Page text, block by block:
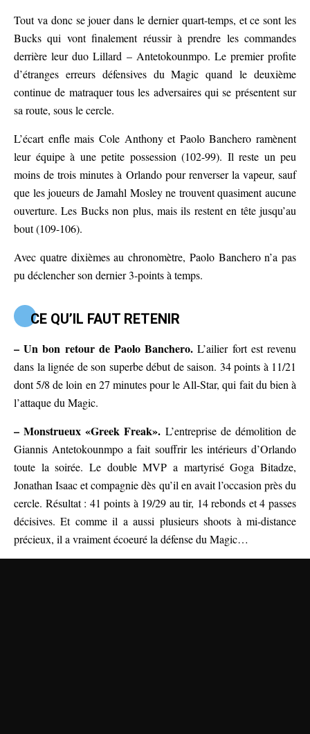
Tout va donc se jouer dans le dernier quart-temps, et ce sont les
Bucks qui vont finalement réussir à prendre les commandes
derrière leur duo Lillard – Antetokounmpo. Le premier profite
d’étranges erreurs défensives du Magic quand le deuxième
continue de matraquer tous les adversaires qui se présentent sur
sa route, sous le cercle.
L’écart enfle mais Cole Anthony et Paolo Banchero ramènent
leur équipe à une petite possession (102-99). Il reste un peu
moins de trois minutes à Orlando pour renverser la vapeur, sauf
que les joueurs de Jamahl Mosley ne trouvent quasiment aucune
ouverture. Les Bucks non plus, mais ils restent en tête jusqu’au
bout (109-106).
Avec quatre dixièmes au chronomètre, Paolo Banchero n’a pas
pu déclencher son dernier 3-points à temps.
CE QU’IL FAUT RETENIR
– Un bon retour de Paolo Banchero. L’ailier fort est revenu
dans la lignée de son superbe début de saison. 34 points à 11/21
dont 5/8 de loin en 27 minutes pour le All-Star, qui fait du bien à
l’attaque du Magic.
– Monstrueux «Greek Freak». L’entreprise de démolition de
Giannis Antetokounmpo a fait souffrir les intérieurs d’Orlando
toute la soirée. Le double MVP a martyrisé Goga Bitadze,
Jonathan Isaac et compagnie dès qu’il en avait l’occasion près du
cercle. Résultat : 41 points à 19/29 au tir, 14 rebonds et 4 passes
décisives. Et comme il a aussi plusieurs shoots à mi-distance
précieux, il a vraiment écoeuré la défense du Magic…